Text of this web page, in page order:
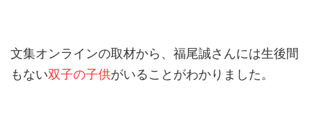
文集オンラインの取材から、福尾誠さんには生後間
もない双子の子供がいることがわかりました。